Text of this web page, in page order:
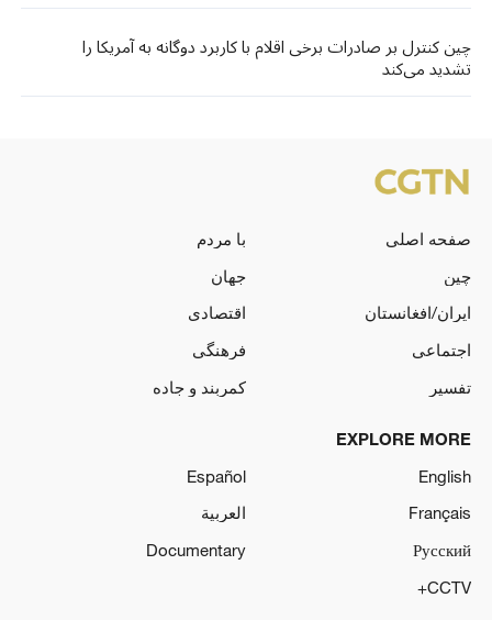
چین کنترل بر صادرات برخی اقلام با کاربرد دوگانه به آمریکا را
تشدید می‌کند
صفحه اصلی
با مردم
چین
جهان
ایران/افغانستان
اقتصادی
اجتماعی
فرهنگی
تفسیر
کمربند و جاده
EXPLORE MORE
English
Español
Français
العربية
Русский
Documentary
CCTV+